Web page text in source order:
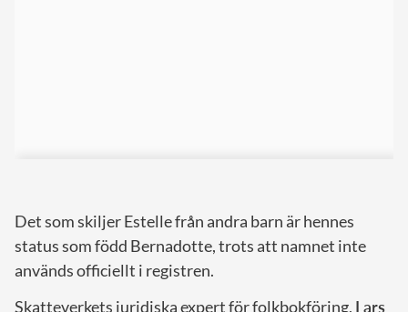
Det som skiljer Estelle från andra barn är hennes
status som född Bernadotte, trots att namnet inte
används officiellt i registren.
Skatteverkets juridiska expert för folkbokföring, Lars